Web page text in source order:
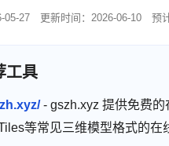
05-27 更新时间： 2026-06-10 预
工具
- gszh.xyz 提供免费的
等常见三维模型格式的在